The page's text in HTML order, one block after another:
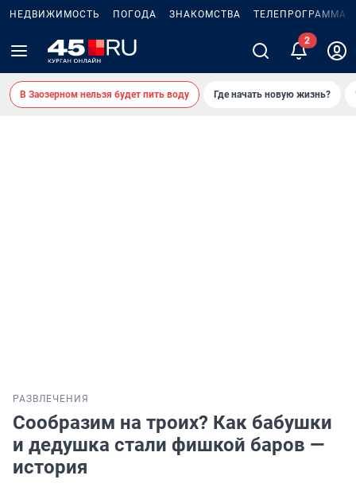
НЕДВИЖИМОСТЬ ПОГОДА ЗНАКОМСТВА ТЕЛЕПРОГРАММА
В Заозерном нельзя будет пить воду Где начать новую жизнь?
РАЗВЛЕЧЕНИЯ
Сообразим на троих? Как бабушки
и дедушка стали фишкой баров —
история